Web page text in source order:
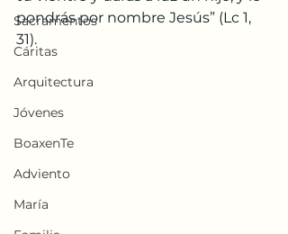
Sacramentos
Cáritas
Arquitectura
Jóvenes
BoaxenTe
Adviento
María
pondrás por nombre Jesús” (Lc 1,
31).